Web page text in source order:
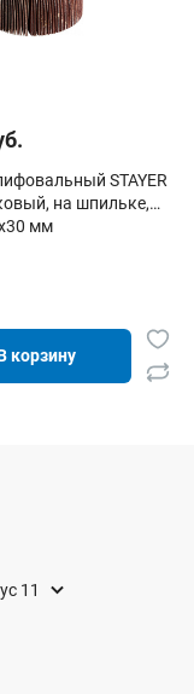
STAYER
на шпильке,
мм
корзину
11